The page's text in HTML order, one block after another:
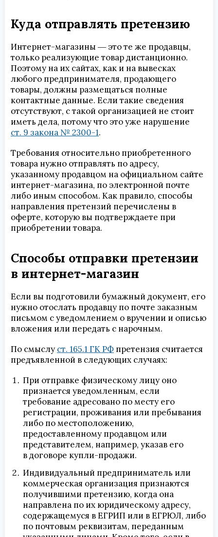
Куда отправлять претензию
Интернет-магазины ― это те же продавцы,
только реализующие товар дистанционно.
Поэтому на их сайтах, как и на вывесках
любого предпринимателя, продающего
товары, должны размещаться полные
контактные данные. Если такие сведения
отсутствуют, с такой организацией не стоит
иметь дела, потому что это уже нарушение
ст. 9 закона № 2300-1.
Требования относительно приобретенного
товара нужно отправлять по адресу,
указанному продавцом на официальном сайте
интернет-магазина, по электронной почте
либо иным способом. Как правило, способы
направления претензий перечислены в
оферте, которую вы подтверждаете при
приобретении товара.
Способы отправки претензии
в интернет-магазин
Если вы подготовили бумажный документ, его
нужно отослать продавцу по почте заказным
письмом с уведомлением о вручении и описью
вложения или передать с нарочным.
По смыслу ст. 165.1 ГК РФ претензия считается
предъявленной в следующих случаях:
При отправке физическому лицу оно
признается уведомленным, если
требование адресовано по месту его
регистрации, проживания или пребывания
либо по местоположению,
предоставленному продавцом или
представителем, например, указав его
в договоре купли-продажи.
Индивидуальный предприниматель или
коммерческая организация признаются
получившими претензию, когда она
направлена по их юридическому адресу,
содержащемуся в ЕГРИП или в ЕГРЮЛ, либо
по почтовым реквизитам, переданным